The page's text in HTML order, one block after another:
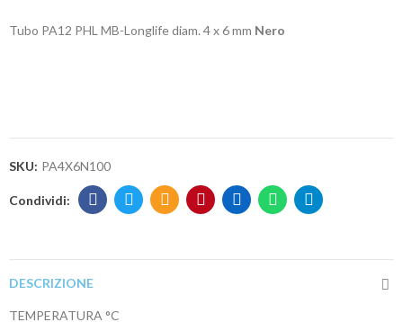
Tubo PA12 PHL MB-Longlife diam. 4 x 6 mm Nero
SKU: PA4X6N100
DESCRIZIONE
TEMPERATURA °C